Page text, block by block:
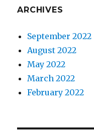
ARCHIVES
September 2022
August 2022
May 2022
March 2022
February 2022